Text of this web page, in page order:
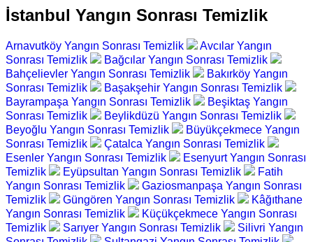
İstanbul Yangın Sonrası Temizlik
Arnavutköy Yangın Sonrası Temizlik
Avcılar Yangın
Sonrası Temizlik
Bağcılar Yangın Sonrası Temizlik
Bahçelievler Yangın Sonrası Temizlik
Bakırköy Yangın
Sonrası Temizlik
Başakşehir Yangın Sonrası Temizlik
Bayrampaşa Yangın Sonrası Temizlik
Beşiktaş Yangın
Sonrası Temizlik
Beylikdüzü Yangın Sonrası Temizlik
Beyoğlu Yangın Sonrası Temizlik
Büyükçekmece Yangın
Sonrası Temizlik
Çatalca Yangın Sonrası Temizlik
Esenler Yangın Sonrası Temizlik
Esenyurt Yangın Sonrası
Temizlik
Eyüpsultan Yangın Sonrası Temizlik
Fatih
Yangın Sonrası Temizlik
Gaziosmanpaşa Yangın Sonrası
Temizlik
Güngören Yangın Sonrası Temizlik
Kâğıthane
Yangın Sonrası Temizlik
Küçükçekmece Yangın Sonrası
Temizlik
Sarıyer Yangın Sonrası Temizlik
Silivri Yangın